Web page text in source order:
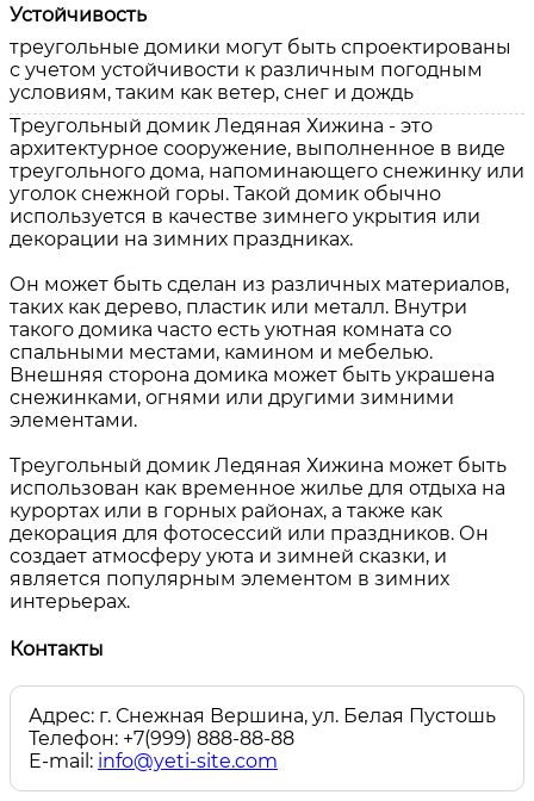
Устойчивость
треугольные домики могут быть спроектированы
с учетом устойчивости к различным погодным
условиям, таким как ветер, снег и дождь
Треугольный домик Ледяная Хижина - это
архитектурное сооружение, выполненное в виде
треугольного дома, напоминающего снежинку или
уголок снежной горы. Такой домик обычно
используется в качестве зимнего укрытия или
декорации на зимних праздниках.
Он может быть сделан из различных материалов,
таких как дерево, пластик или металл. Внутри
такого домика часто есть уютная комната со
спальными местами, камином и мебелью.
Внешняя сторона домика может быть украшена
снежинками, огнями или другими зимними
элементами.
Треугольный домик Ледяная Хижина может быть
использован как временное жилье для отдыха на
курортах или в горных районах, а также как
декорация для фотосессий или праздников. Он
создает атмосферу уюта и зимней сказки, и
является популярным элементом в зимних
интерьерах.
Контакты
Адрес: г. Снежная Вершина, ул. Белая Пустошь
Телефон: +7(999) 888-88-88
E-mail: info@yeti-site.com